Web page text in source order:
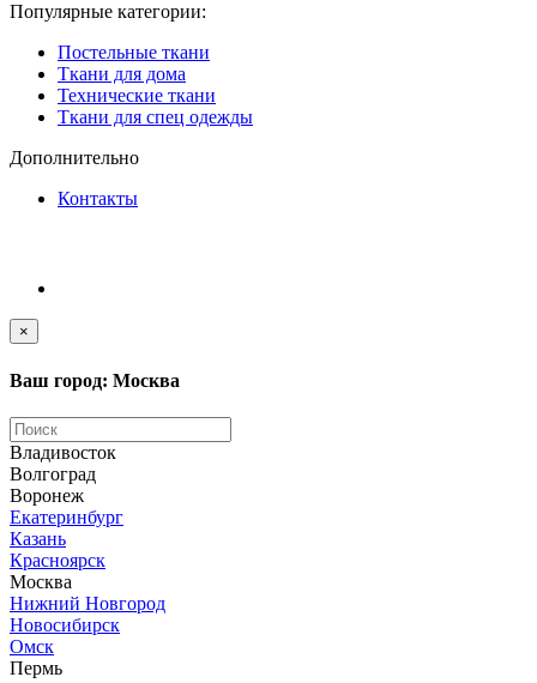
Популярные категории:
Постельные ткани
Ткани для дома
Технические ткани
Ткани для спец одежды
Дополнительно
Контакты
×
Ваш город: Москва
Владивосток
Волгоград
Воронеж
Екатеринбург
Казань
Красноярск
Москва
Нижний Новгород
Новосибирск
Омск
Пермь